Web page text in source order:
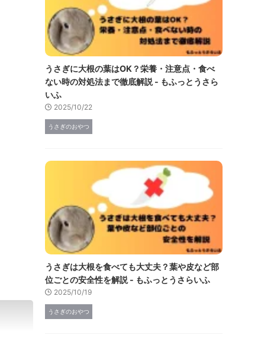
うさぎに大根の葉はOK？栄養・注意点・食べ
ない時の対処法まで徹底解説 - もふっとうさら
いふ
2025/10/22
うさぎのおやつ
うさぎは大根を食べても大丈夫？葉や皮など部
位ごとの安全性を解説 - もふっとうさらいふ
2025/10/19
うさぎのおやつ